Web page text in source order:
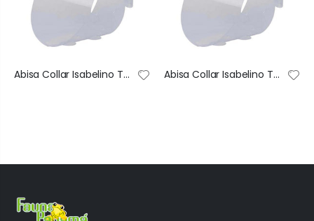
Abisa Collar Isabelino Transparente De Recuperación Ajustable #1 40X74 Cm Abisa Collar Isabelino Transparente De Recuperación Ajustable #2 35X68 Cm